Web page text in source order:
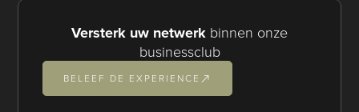
Versterk uw netwerk binnen onze
businessclub
BELEEF DE EXPERIENCE